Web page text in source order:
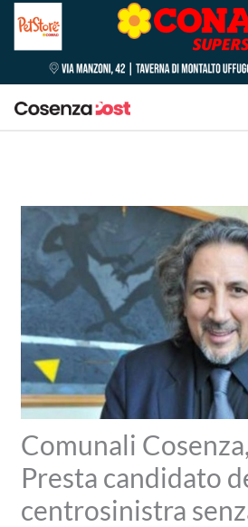
Comunali
Presta candidato
centrosinistra